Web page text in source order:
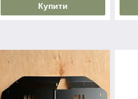
Купити